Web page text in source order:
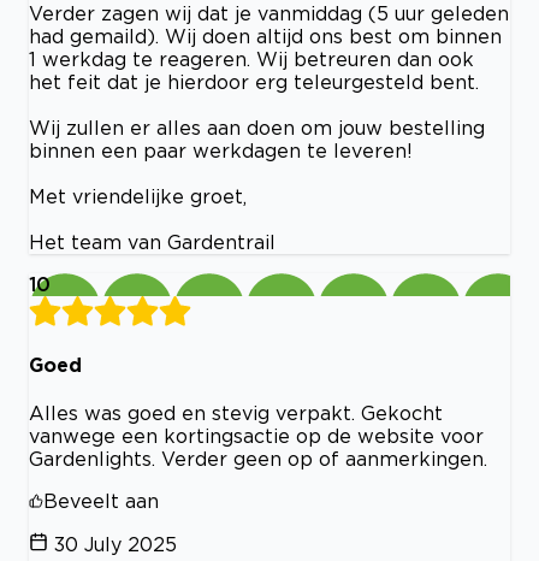
Verder zagen wij dat je vanmiddag (5 uur geleden
had gemaild). Wij doen altijd ons best om binnen
1 werkdag te reageren. Wij betreuren dan ook
het feit dat je hierdoor erg teleurgesteld bent.
Wij zullen er alles aan doen om jouw bestelling
binnen een paar werkdagen te leveren!
Met vriendelijke groet,
Het team van Gardentrail
10
Goed
Alles was goed en stevig verpakt. Gekocht
vanwege een kortingsactie op de website voor
Gardenlights. Verder geen op of aanmerkingen.
Beveelt aan
30 July 2025